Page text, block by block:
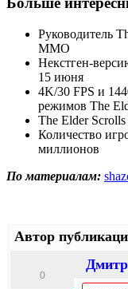
Руководитель
MMO
Некстген-
15 июня
4K/30 FPS и
режимов The
The Elder
Количество
миллионов
По материалам:
Автор
0